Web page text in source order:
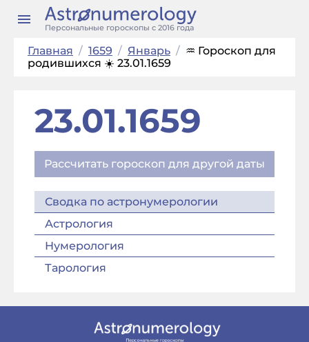
Персональные гороскопы с 2016 года
Главная / 1659 / Январь / ♒ Гороскоп для
родившихся ☀️ 23.01.1659
23.01.1659
Рассчитать гороскоп для другой даты
Сводка по астронумерологии
Астрология
Нумерология
Тарология